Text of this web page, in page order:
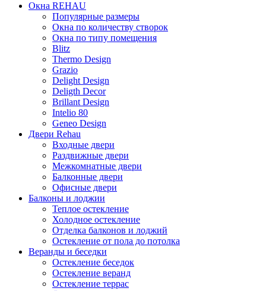
Окна REHAU
Популярные размеры
Окна по количеству створок
Окна по типу помещения
Blitz
Thermo Design
Grazio
Delight Design
Deligth Decor
Brillant Design
Intelio 80
Geneo Design
Двери Rehau
Входные двери
Раздвижные двери
Межкомнатные двери
Балконные двери
Офисные двери
Балконы и лоджии
Теплое остекление
Холодное остекление
Отделка балконов и лоджий
Остекление от пола до потолка
Веранды и беседки
Остекление беседок
Остекление веранд
Остекление террас